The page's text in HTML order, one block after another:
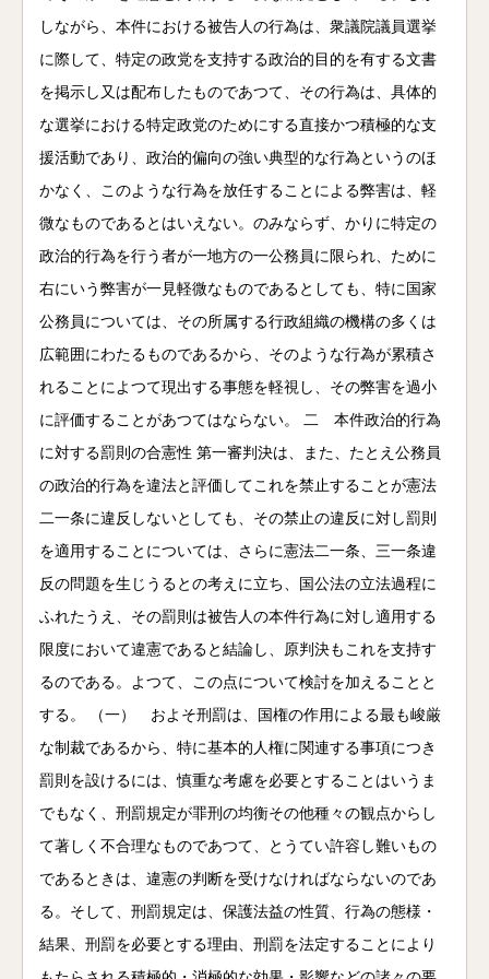
しながら、本件における被告人の行為は、衆議院議員選挙
に際して、特定の政党を支持する政治的目的を有する文書
を掲示し又は配布したものであつて、その行為は、具体的
な選挙における特定政党のためにする直接かつ積極的な支
援活動であり、政治的偏向の強い典型的な行為というのほ
かなく、このような行為を放任することによる弊害は、軽
微なものであるとはいえない。のみならず、かりに特定の
政治的行為を行う者が一地方の一公務員に限られ、ために
右にいう弊害が一見軽微なものであるとしても、特に国家
公務員については、その所属する行政組織の機構の多くは
広範囲にわたるものであるから、そのような行為が累積さ
れることによつて現出する事態を軽視し、その弊害を過小
に評価することがあつてはならない。 二 本件政治的行為
に対する罰則の合憲性 第一審判決は、また、たとえ公務員
の政治的行為を違法と評価してこれを禁止することが憲法
二一条に違反しないとしても、その禁止の違反に対し罰則
を適用することについては、さらに憲法二一条、三一条違
反の問題を生じうるとの考えに立ち、国公法の立法過程に
ふれたうえ、その罰則は被告人の本件行為に対し適用する
限度において違憲であると結論し、原判決もこれを支持す
るのである。よつて、この点について検討を加えることと
する。 （一） およそ刑罰は、国権の作用による最も峻厳
な制裁であるから、特に基本的人権に関連する事項につき
罰則を設けるには、慎重な考慮を必要とすることはいうま
でもなく、刑罰規定が罪刑の均衡その他種々の観点からし
て著しく不合理なものであつて、とうてい許容し難いもの
であるときは、違憲の判断を受けなければならないのであ
る。そして、刑罰規定は、保護法益の性質、行為の態様・
結果、刑罰を必要とする理由、刑罰を法定することにより